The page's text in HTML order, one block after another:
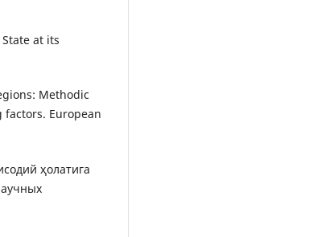
at its
Methodic
European
ҳолатига